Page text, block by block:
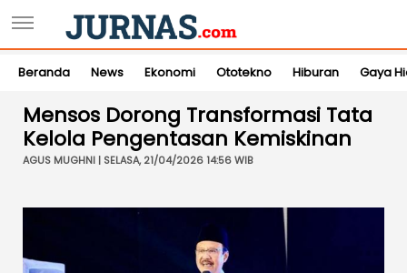
Beranda News Ekonomi Ototekno Hiburan Gaya
Mensos Dorong Transformasi Tata
Kelola Pengentasan Kemiskinan
AGUS MUGHNI | SELASA, 21/04/2026 14:56 WIB